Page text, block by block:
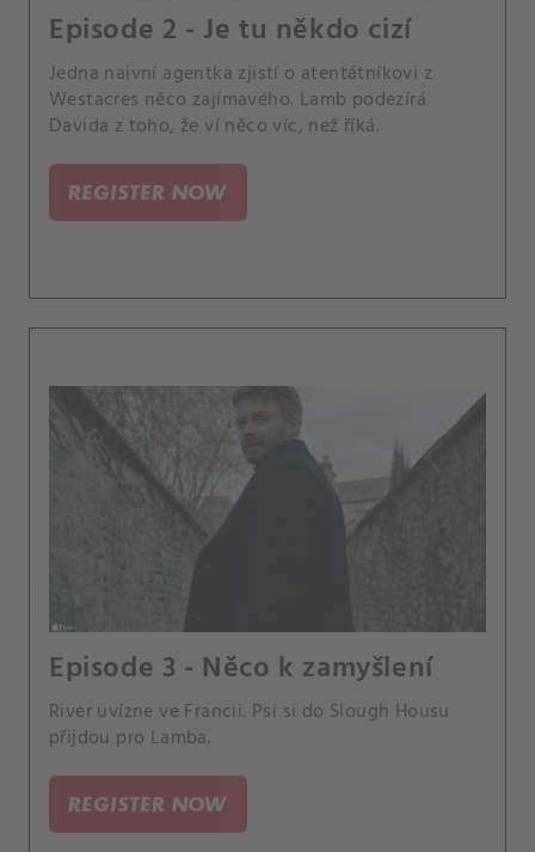
Episode 2 - Je tu někdo cizí
Jedna naivní agentka zjistí o atentátníkovi z
Westacres něco zajímavého. Lamb podezírá
Davida z toho, že ví něco víc, než říká.
REGISTER NOW
Episode 3 - Něco k zamyšlení
River uvízne ve Francii. Psi si do Slough Housu
přijdou pro Lamba.
REGISTER NOW